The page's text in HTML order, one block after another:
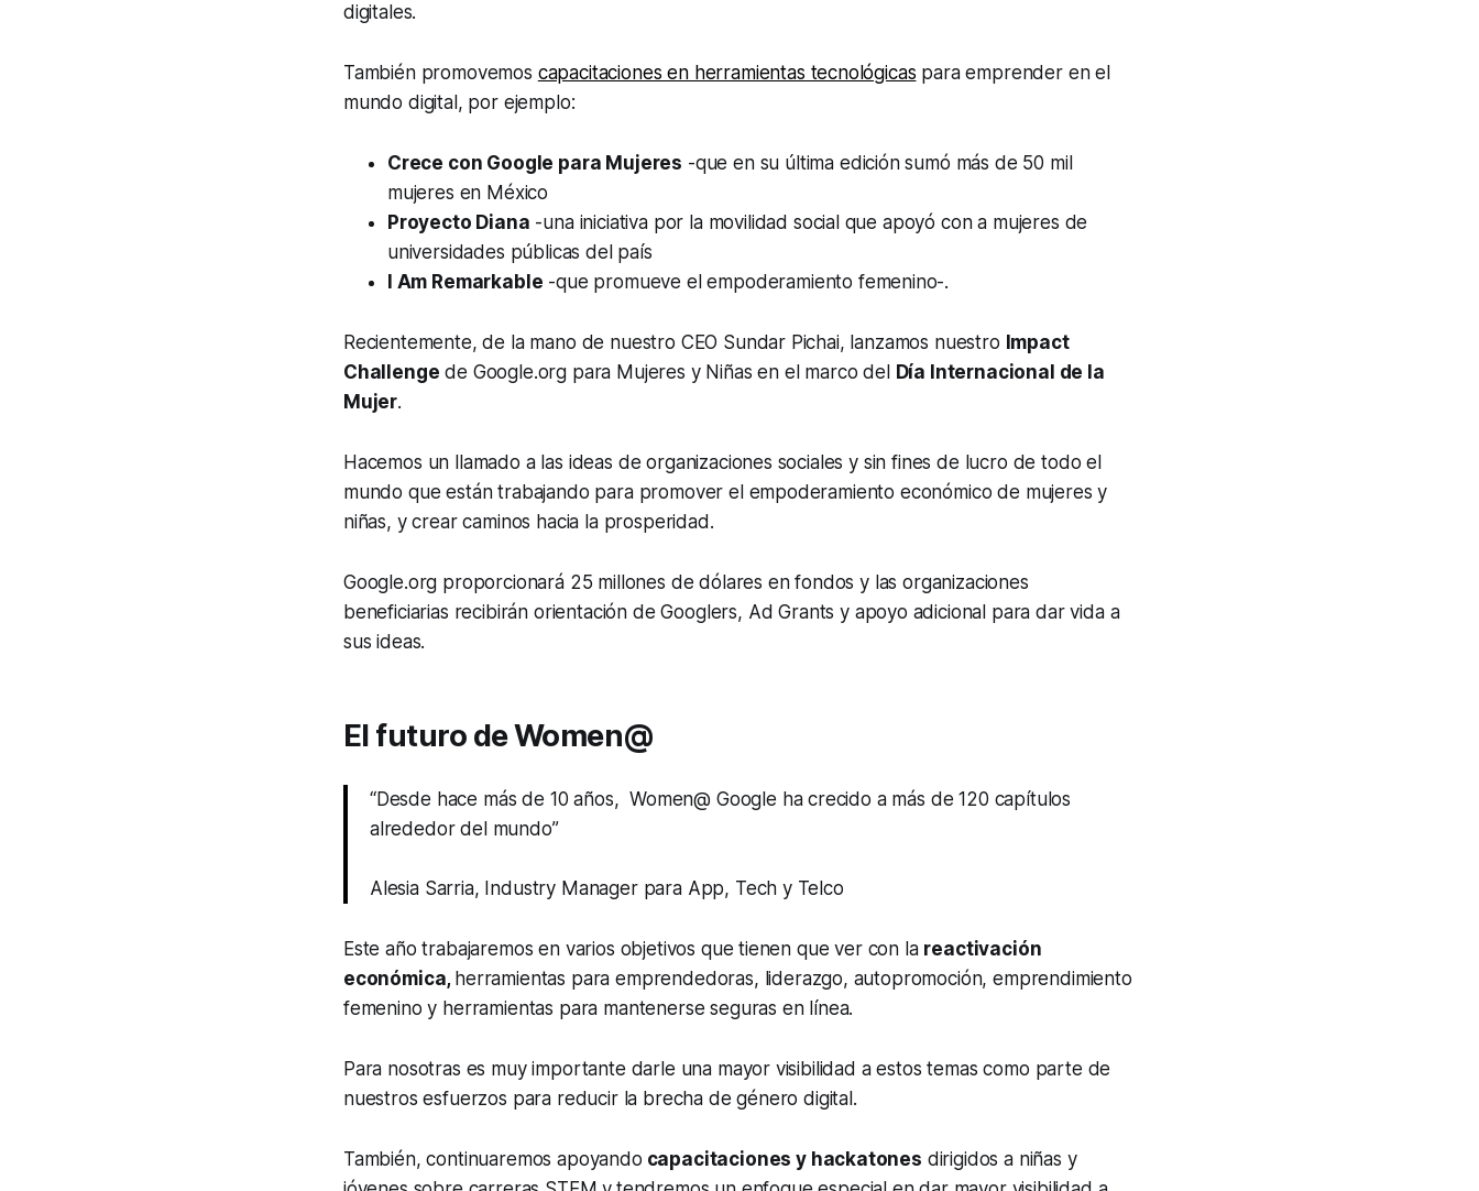
digitales.
También promovemos capacitaciones en herramientas tecnológicas para emprender en el
mundo digital, por ejemplo:
Crece con Google para Mujeres -que en su última edición sumó más de 50 mil
mujeres en México
Proyecto Diana -una iniciativa por la movilidad social que apoyó con a mujeres de
universidades públicas del país
I Am Remarkable -que promueve el empoderamiento femenino-.
Recientemente, de la mano de nuestro CEO Sundar Pichai, lanzamos nuestro Impact
Challenge de Google.org para Mujeres y Niñas en el marco del
Día Internacional de la
Mujer.
Hacemos un llamado a las ideas de organizaciones sociales y sin fines de lucro de todo el
mundo que están trabajando para promover el empoderamiento económico de mujeres y
niñas, y crear caminos hacia la prosperidad.
Google.org proporcionará 25 millones de dólares en fondos y las organizaciones
beneficiarias recibirán orientación de Googlers, Ad Grants y apoyo adicional para dar vida a
sus ideas.
El futuro de Women@
“Desde hace más de 10 años, Women@ Google ha crecido a más de 120 capítulos
alrededor del mundo”
Alesia Sarria, Industry Manager para App, Tech y Telco
Este año trabajaremos en varios objetivos que tienen que ver con la reactivación
económica, herramientas para emprendedoras, liderazgo, autopromoción, emprendimiento
femenino y herramientas para mantenerse seguras en línea.
Para nosotras es muy importante darle una mayor visibilidad a estos temas como parte de
nuestros esfuerzos para reducir la brecha de género digital.
También, continuaremos apoyando capacitaciones y hackatones dirigidos a niñas y